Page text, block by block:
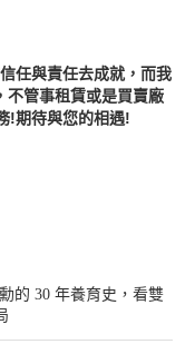
任與責任去成就，而我
不管事租賃或是買賣廠
!期待與您的相遇!
的 30 年養育史，看雙